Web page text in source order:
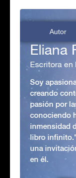
Autor
Eliana
Escritora en
Soy
creando
pasión por
conociendo
inmensidad
libro
una
en él.